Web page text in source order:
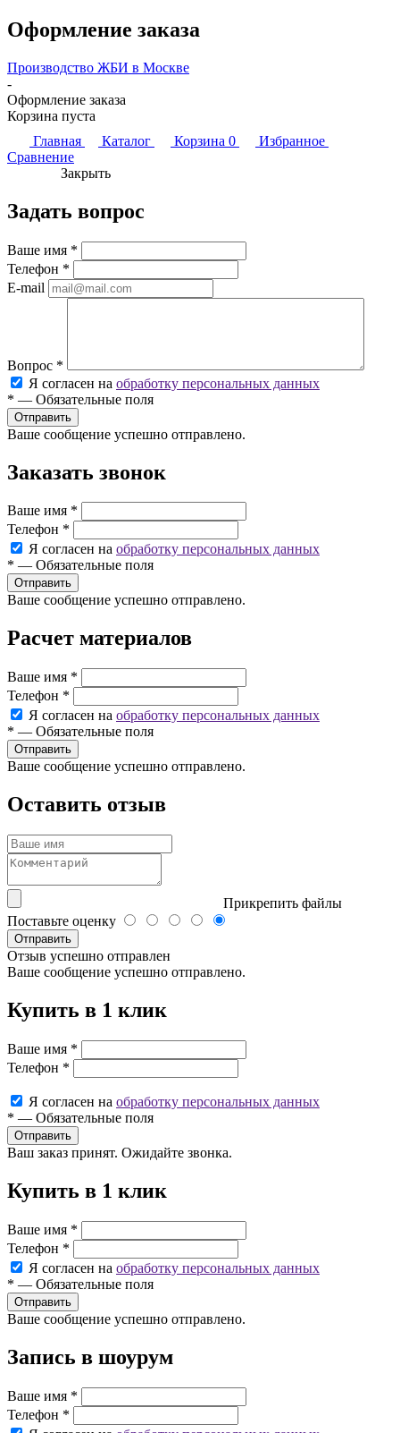
Оформление заказа
Производство ЖБИ в Москве
-
Оформление заказа
Корзина пуста
Главная
Каталог Корзина 0
Избранное
Сравнение
Закрыть
Задать вопрос
Ваше имя *
Телефон *
E-mail
Вопрос *
Я согласен на обработку персональных данных
* — Обязательные поля
Ваше сообщение успешно отправлено.
Заказать звонок
Ваше имя *
Телефон *
Я согласен на обработку персональных данных
* — Обязательные поля
Ваше сообщение успешно отправлено.
Расчет материалов
Ваше имя *
Телефон *
Я согласен на обработку персональных данных
* — Обязательные поля
Ваше сообщение успешно отправлено.
Оставить отзыв
Прикрепить файлы
Поставьте оценку
Отправить
Отзыв успешно отправлен
Ваше сообщение успешно отправлено.
Купить в 1 клик
Ваше имя *
Телефон *
Я согласен на обработку персональных данных
* — Обязательные поля
Ваш заказ принят. Ожидайте звонка.
Купить в 1 клик
Ваше имя *
Телефон *
Я согласен на обработку персональных данных
* — Обязательные поля
Ваше сообщение успешно отправлено.
Запись в шоурум
Ваше имя *
Телефон *